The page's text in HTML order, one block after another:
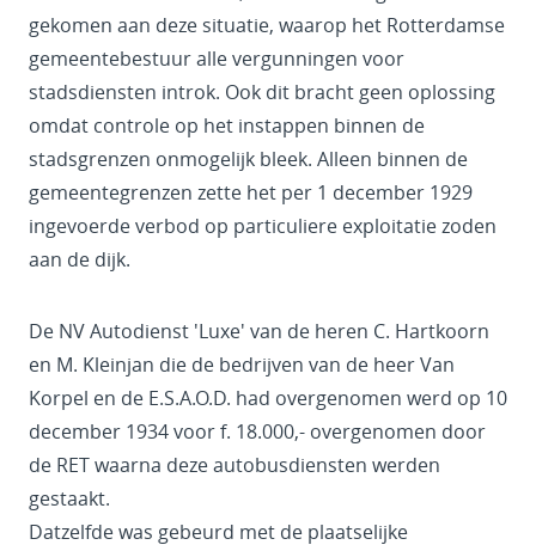
gekomen aan deze situatie, waarop het Rotterdamse
gemeentebestuur alle vergunningen voor
stadsdiensten introk. Ook dit bracht geen oplossing
omdat controle op het instappen binnen de
stadsgrenzen onmogelijk bleek. Alleen binnen de
gemeentegrenzen zette het per 1 december 1929
ingevoerde verbod op particuliere exploitatie zoden
aan de dijk.
De NV Autodienst 'Luxe' van de heren C. Hartkoorn
en M. Kleinjan die de bedrijven van de heer Van
Korpel en de E.S.A.O.D. had overgenomen werd op 10
december 1934 voor f. 18.000,- overgenomen door
de RET waarna deze autobusdiensten werden
gestaakt.
Datzelfde was gebeurd met de plaatselijke